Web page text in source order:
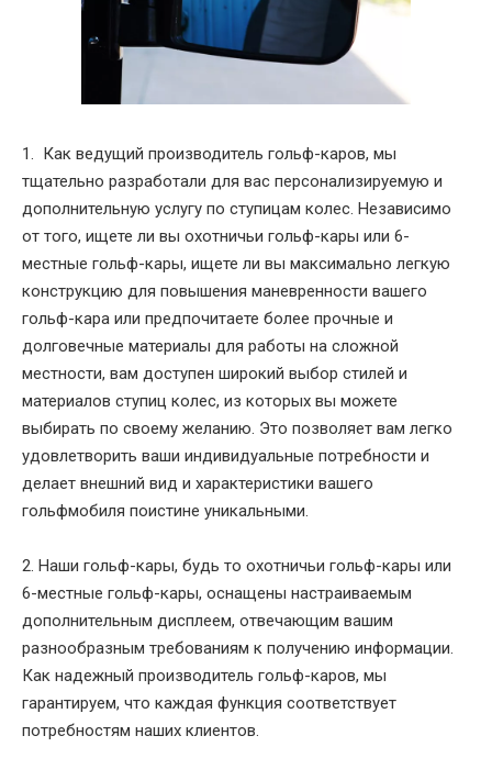
1. Как ведущий производитель гольф-каров, мы
тщательно разработали для вас персонализируемую и
дополнительную услугу по ступицам колес. Независимо
от того, ищете ли вы охотничьи гольф-кары или 6-
местные гольф-кары, ищете ли вы максимально легкую
конструкцию для повышения маневренности вашего
гольф-кара или предпочитаете более прочные и
долговечные материалы для работы на сложной
местности, вам доступен широкий выбор стилей и
материалов ступиц колес, из которых вы можете
выбирать по своему желанию. Это позволяет вам легко
удовлетворить ваши индивидуальные потребности и
делает внешний вид и характеристики вашего
гольфмобиля поистине уникальными.
2. Наши гольф-кары, будь то охотничьи гольф-кары или
6-местные гольф-кары, оснащены настраиваемым
дополнительным дисплеем, отвечающим вашим
разнообразным требованиям к получению информации.
Как надежный производитель гольф-каров, мы
гарантируем, что каждая функция соответствует
потребностям наших клиентов.